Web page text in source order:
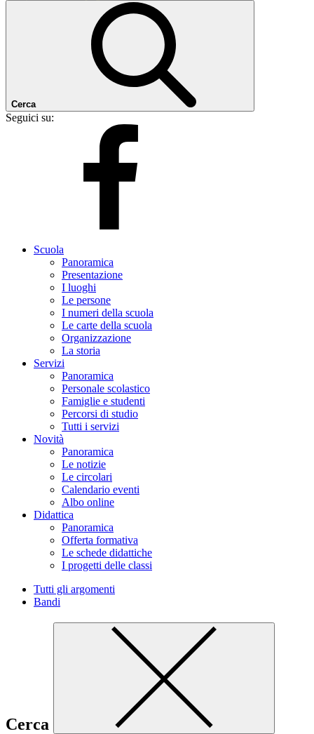
Cerca
Seguici su:
Scuola
Panoramica
Presentazione
I luoghi
Le persone
I numeri della scuola
Le carte della scuola
Organizzazione
La storia
Servizi
Panoramica
Personale scolastico
Famiglie e studenti
Percorsi di studio
Tutti i servizi
Novità
Panoramica
Le notizie
Le circolari
Calendario eventi
Albo online
Didattica
Panoramica
Offerta formativa
Le schede didattiche
I progetti delle classi
Tutti gli argomenti
Bandi
Cerca